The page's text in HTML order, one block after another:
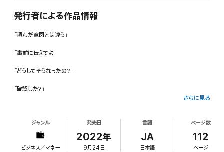
発行者による作品情報
「頼んだ意図とは違う」
「事前に伝えてよ」
「どうしてそうなったの?」
「確認した?」
せっかく頑張った仕事を、こんな風に言われてがっくりきた経験、ないでしょうか。
さらに見る
ジャンル
ビジネス／マネー
発売日
2022年
9月24日
言語
JA
日本語
ページ数
112
ページ